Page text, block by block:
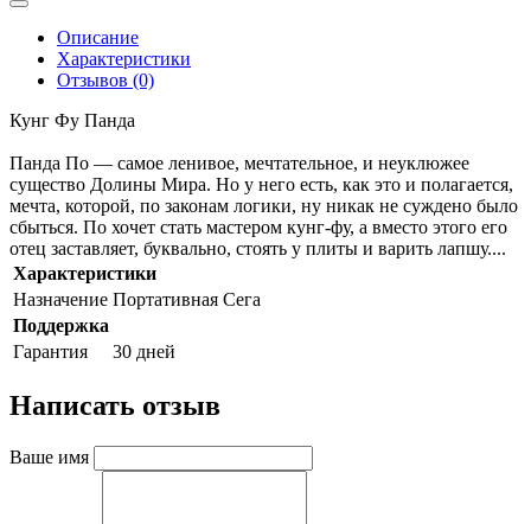
Описание
Характеристики
Отзывов (0)
Кунг Фу Панда
Панда По — самое ленивое, мечтательное, и неуклюжее
существо Долины Мира. Но у него есть, как это и полагается,
мечта, которой, по законам логики, ну никак не суждено было
сбыться. По хочет стать мастером кунг-фу, а вместо этого его
отец заставляет, буквально, стоять у плиты и варить лапшу....
Характеристики
Назначение Портативная Сега
Поддержка
Гарантия
30 дней
Написать отзыв
Ваше имя